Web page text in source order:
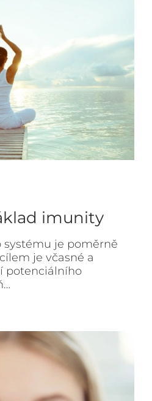
imunity
je poměrně
je včasné a
potenciálního